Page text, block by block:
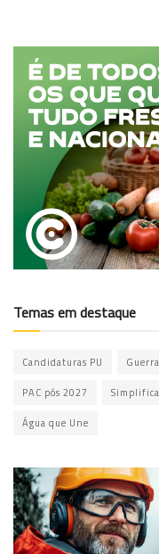
Temas em destaque
Candidaturas PU
PAC pós 2027
Água que Une